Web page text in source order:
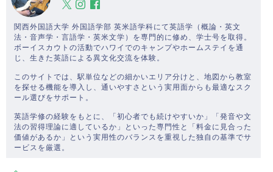
関西外国語大学 外国語学部 英米語学科にて英語学（概論・英文
法・音声学・言語学・英米文学）を専門的に修め、学士号を取得。
ボーイスカウトの活動でハワイでのキャンプやホームステイを通
じ、生きた英語による異文化交流を体験。
このサイトでは、駅単位などの細かいエリア分けと、地図から教室
を探せる機能を導入し、通いやすさという実用面からも最適なスク
ール選びをサポート。
英語学修の経験をもとに、「初心者でも続けやすいか」「発音や文
法の習得理論に適しているか」といった専門性と「料金に見合った
価値があるか」という実用性のバランスを重視した独自の基準でサ
ービスを厳選。